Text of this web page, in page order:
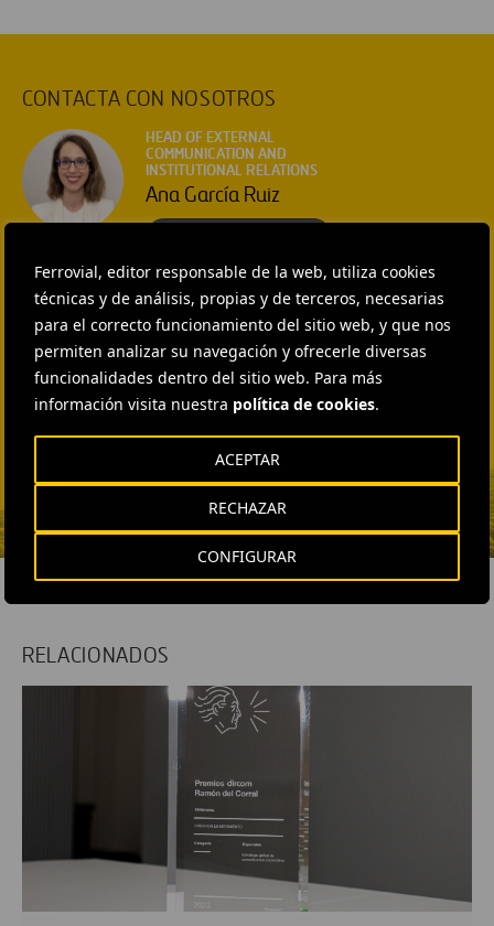
Ferrovial, editor responsable de la web, utiliza cookies
técnicas y de análisis, propias y de terceros, necesarias
para el correcto funcionamiento del sitio web, y que nos
permiten analizar su navegación y ofrecerle diversas
funcionalidades dentro del sitio web. Para más
información visita nuestra política de cookies.
CONFIGURAR
RECHAZAR
ACEPTAR
CONTACTA CON NOSOTROS
HEAD OF EXTERNAL
COMMUNICATION AND
INSTITUTIONAL RELATIONS
Ana García Ruiz
EXTERNAL COMMUNICATION
AND MEDIA RELATIONS
Isabel Muñoz Torres
ENVIAR CORREO
EXTERNAL COMMUNICATION
Fátima Gracia De
Vargas
ENVIAR CORREO
RELACIONADOS